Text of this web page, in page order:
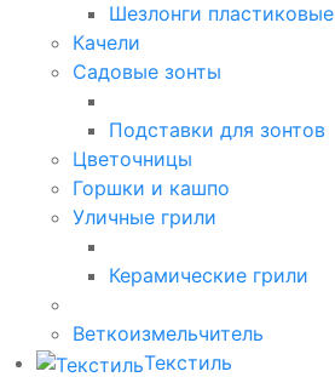
Шезлонги пластиковые
Качели
Садовые зонты
Подставки для зонтов
Цветочницы
Горшки и кашпо
Уличные грили
Керамические грили
Веткоизмельчитель
Текстиль